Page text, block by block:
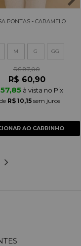
PONTAS - CARAMELO
M G GG
R$ 87,00
R$ 60,90
à vista no Pix
R$ 10,15sem juros
AO CARRINHO